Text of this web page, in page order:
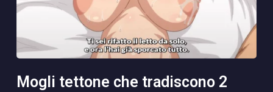
mogli tettone che tradiscono 2